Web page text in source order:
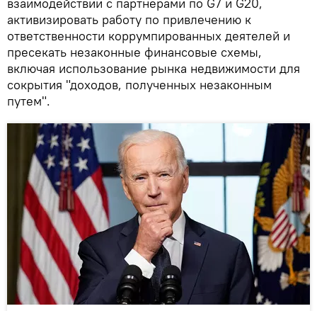
активизировать работу по привлечению к
ответственности коррумпированных деятелей и
пресекать незаконные финансовые схемы,
включая использование рынка недвижимости для
сокрытия "доходов, полученных незаконным
путем".